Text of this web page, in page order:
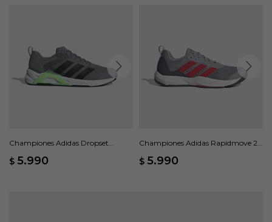
Championes Adidas Dropset
$ 5.990
Championes Adidas Rapidmove 2 -
$ 5.990